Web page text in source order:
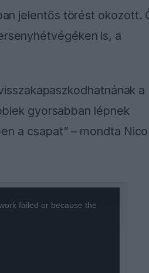
jelentős törést okozott.
is, a
a
gyorsabban lépnek
a csapat” – mondta Nico
failed or because the